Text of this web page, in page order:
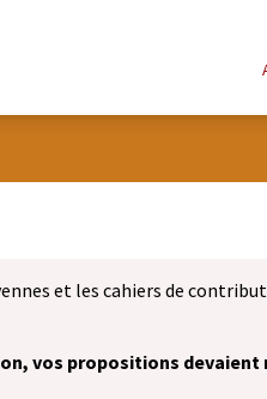
et les cahiers de
vos propositions